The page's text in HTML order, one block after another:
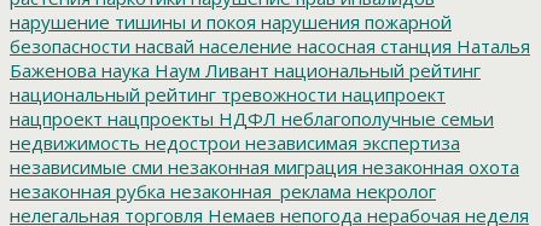
нарушение тишины и покоя нарушения пожарной
безопасности насвай население насосная станция Наталья
Баженова наука Наум Ливант национальный рейтинг
национальный рейтинг тревожности наципроект
нацпроект нацпроекты НДФЛ неблагополучные семьи
недвижимость недострои независимая экспертиза
независимые сми незаконная миграция незаконная охота
незаконная рубка незаконная_реклама некролог
нелегальная торговля Немаев непогода нерабочая неделя